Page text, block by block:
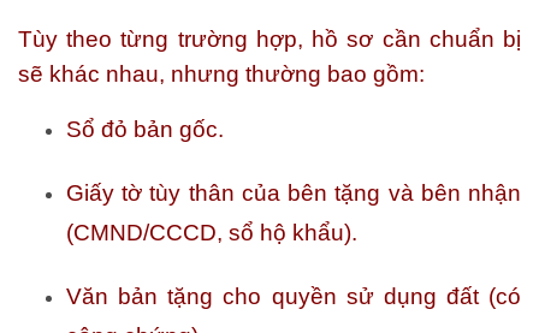
Tùy theo từng trường hợp, hồ sơ cần chuẩn bị
sẽ khác nhau, nhưng thường bao gồm:
Sổ đỏ bản gốc.
Giấy tờ tùy thân của bên tặng và bên nhận
(CMND/CCCD, sổ hộ khẩu).
Văn bản tặng cho quyền sử dụng đất (có